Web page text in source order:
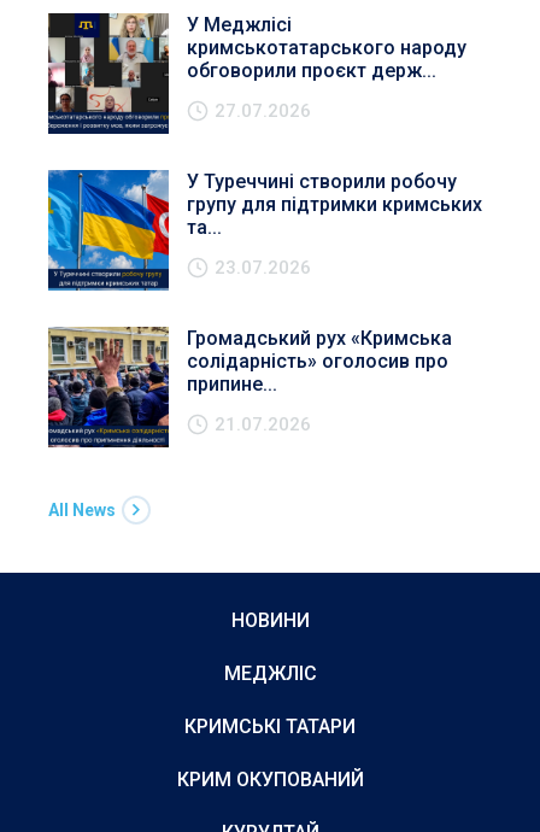
У Меджлісі
кримськотатарського народу
обговорили проєкт держ...
27.07.2026
У Туреччині створили робочу
групу для підтримки кримських
та...
23.07.2026
Громадський рух «Кримська
солідарність» оголосив про
припине...
21.07.2026
All News
НОВИНИ
МЕДЖЛІС
КРИМСЬКІ ТАТАРИ
КРИМ ОКУПОВАНИЙ